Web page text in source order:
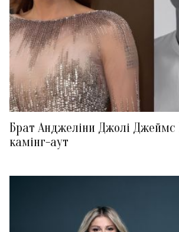
Брат Анджеліни Джолі Джеймс
камінг-аут